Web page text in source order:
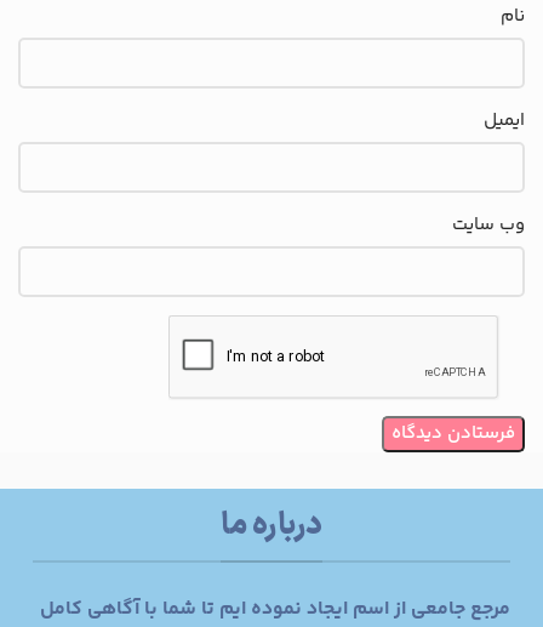
نام
ایمیل
وب‌ سایت
درباره ما
مرجع جامعی از اسم ایجاد نموده ایم تا شما با آگاهی کامل